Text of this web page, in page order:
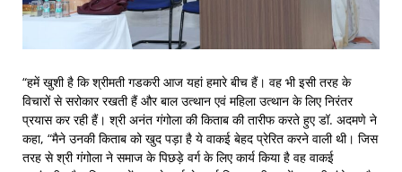
“हमें खुशी है कि श्रीमती गडकरी आज यहां हमारे बीच हैं। वह भी इसी तरह के
विचारों से सरोकार रखती हैं और बाल उत्थान एवं महिला उत्थान के लिए निरंतर
प्रयास कर रही हैं। श्री अनंत गंगोला की किताब की तारीफ करते हुए डॉ. अदमणे ने
कहा, “मैने उनकी किताब को खुद पड़ा है ये वाकई बेहद प्रेरित करने वाली थी। जिस
तरह से श्री गंगोला ने समाज के पिछड़े वर्ग के लिए कार्य किया है वह वाकई